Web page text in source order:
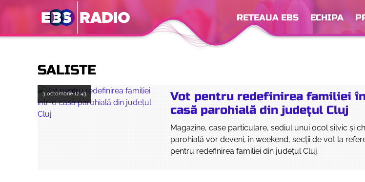
RETEAUA EBS ECHIPA
SALISTE
3 octombrie12:43
Vot pentru redefinirea familiei
casă parohială din județul Cluj
Magazine, case particulare, sediul unui ocol silvic și
parohială vor deveni, în weekend, secții de vot la
pentru redefinirea familiei din județul Cluj.